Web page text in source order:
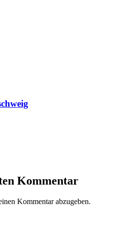
Kommentar
Kommentar abzugeben.